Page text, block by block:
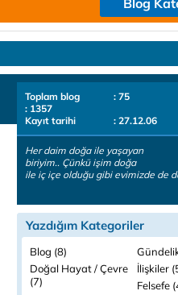
Blog
Toplam blog
: 75
: 1357
Kayıt tarihi
: 27.12.06
Her daim doğa ile yaşayan
biriyim.. Çünkü işim doğa
ile iç içe olduğu gibi evimizde de
Yazdığım Kategoriler
Blog (8)
Doğal Hayat / Çevre
(7)
İlişkiler
Felsefe